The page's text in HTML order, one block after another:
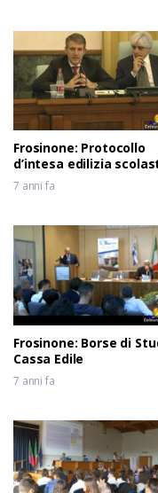
Frosinone: Protocollo
d’intesa edilizia
7 anni fa
Frosinone: Borse di
Cassa Edile
7 anni fa